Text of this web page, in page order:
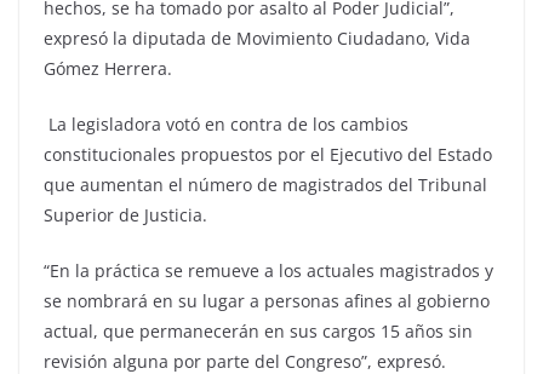
hechos, se ha tomado por asalto al Poder Judicial”,
expresó la diputada de Movimiento Ciudadano, Vida
Gómez Herrera.
La legisladora votó en contra de los cambios
constitucionales propuestos por el Ejecutivo del Estado
que aumentan el número de magistrados del Tribunal
Superior de Justicia.
“En la práctica se remueve a los actuales magistrados y
se nombrará en su lugar a personas afines al gobierno
actual, que permanecerán en sus cargos 15 años sin
revisión alguna por parte del Congreso”, expresó.